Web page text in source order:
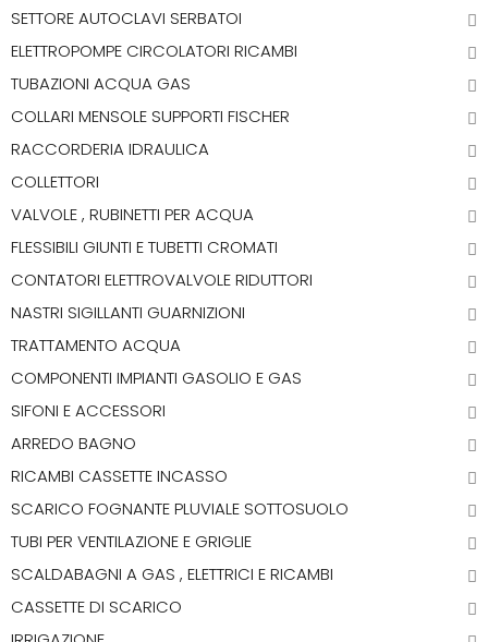
SETTORE AUTOCLAVI SERBATOI
ELETTROPOMPE CIRCOLATORI RICAMBI
TUBAZIONI ACQUA GAS
COLLARI MENSOLE SUPPORTI FISCHER
RACCORDERIA IDRAULICA
COLLETTORI
VALVOLE , RUBINETTI PER ACQUA
FLESSIBILI GIUNTI E TUBETTI CROMATI
CONTATORI ELETTROVALVOLE RIDUTTORI
NASTRI SIGILLANTI GUARNIZIONI
TRATTAMENTO ACQUA
COMPONENTI IMPIANTI GASOLIO E GAS
SIFONI E ACCESSORI
ARREDO BAGNO
RICAMBI CASSETTE INCASSO
SCARICO FOGNANTE PLUVIALE SOTTOSUOLO
TUBI PER VENTILAZIONE E GRIGLIE
SCALDABAGNI A GAS , ELETTRICI E RICAMBI
CASSETTE DI SCARICO